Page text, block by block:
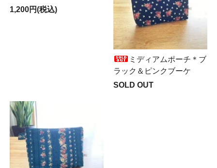
1,200円(税込)
ミディアムポーチ＊ブ
ラック＆ピンクブーケ
SOLD OUT